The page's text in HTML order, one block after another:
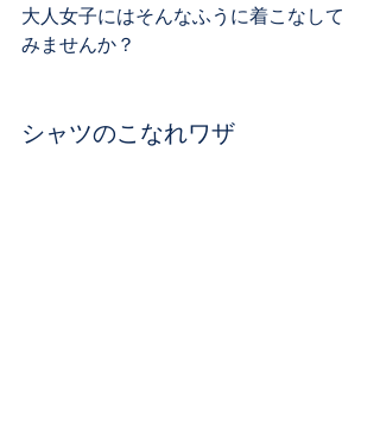
大人女子にはそんなふうに着こなして
みませんか？
シャツのこなれワザ